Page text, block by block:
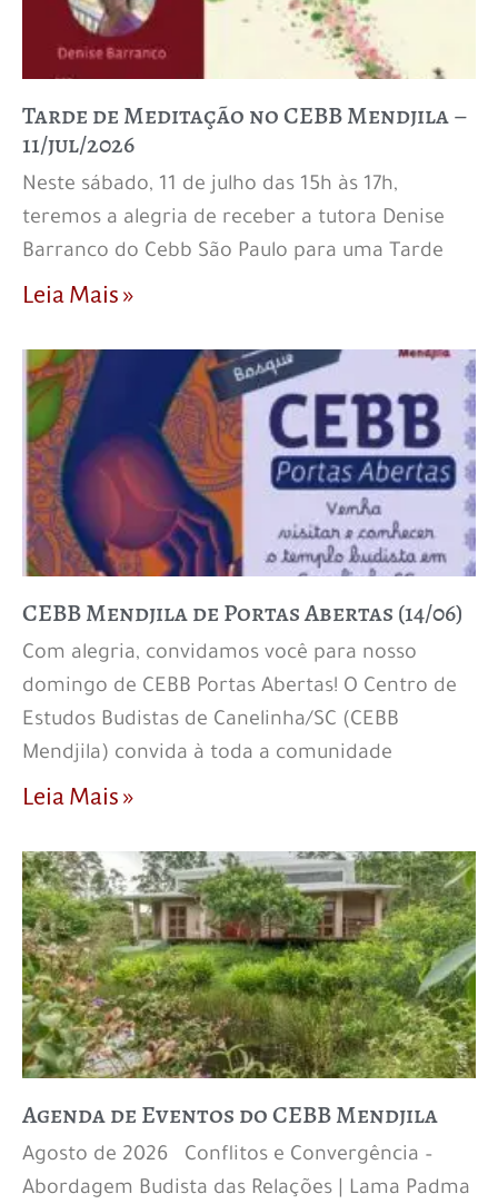
Tarde de Meditação no CEBB Mendjila –
11/jul/2026
Neste sábado, 11 de julho das 15h às 17h,
teremos a alegria de receber a tutora Denise
Barranco do Cebb São Paulo para uma Tarde
Leia Mais »
CEBB Mendjila de Portas Abertas (14/06)
Com alegria, convidamos você para nosso
domingo de CEBB Portas Abertas! O Centro de
Estudos Budistas de Canelinha/SC (CEBB
Mendjila) convida à toda a comunidade
Leia Mais »
Agenda de Eventos do CEBB Mendjila
Agosto de 2026 Conflitos e Convergência –
Abordagem Budista das Relações | Lama Padma